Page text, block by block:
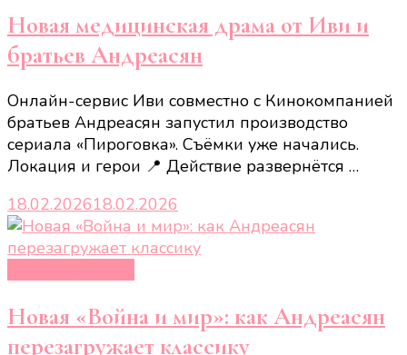
Новая медицинская драма от Иви и
братьев Андреасян
Онлайн-сервис Иви совместно с Кинокомпанией
братьев Андреасян запустил производство
сериала «Пироговка». Съёмки уже начались.
Локация и герои 📍 Действие развернётся …
18.02.202618.02.2026
Новая «Война и мир»: как Андреасян
перезагружает классику